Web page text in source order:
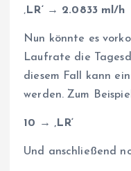
‚ LR‘ → 2.0833 ml/h
Nun könnte es
Laufrate die
diesem Fall kann
werden. Zum
10 → ‚LR‘
Und anschließend